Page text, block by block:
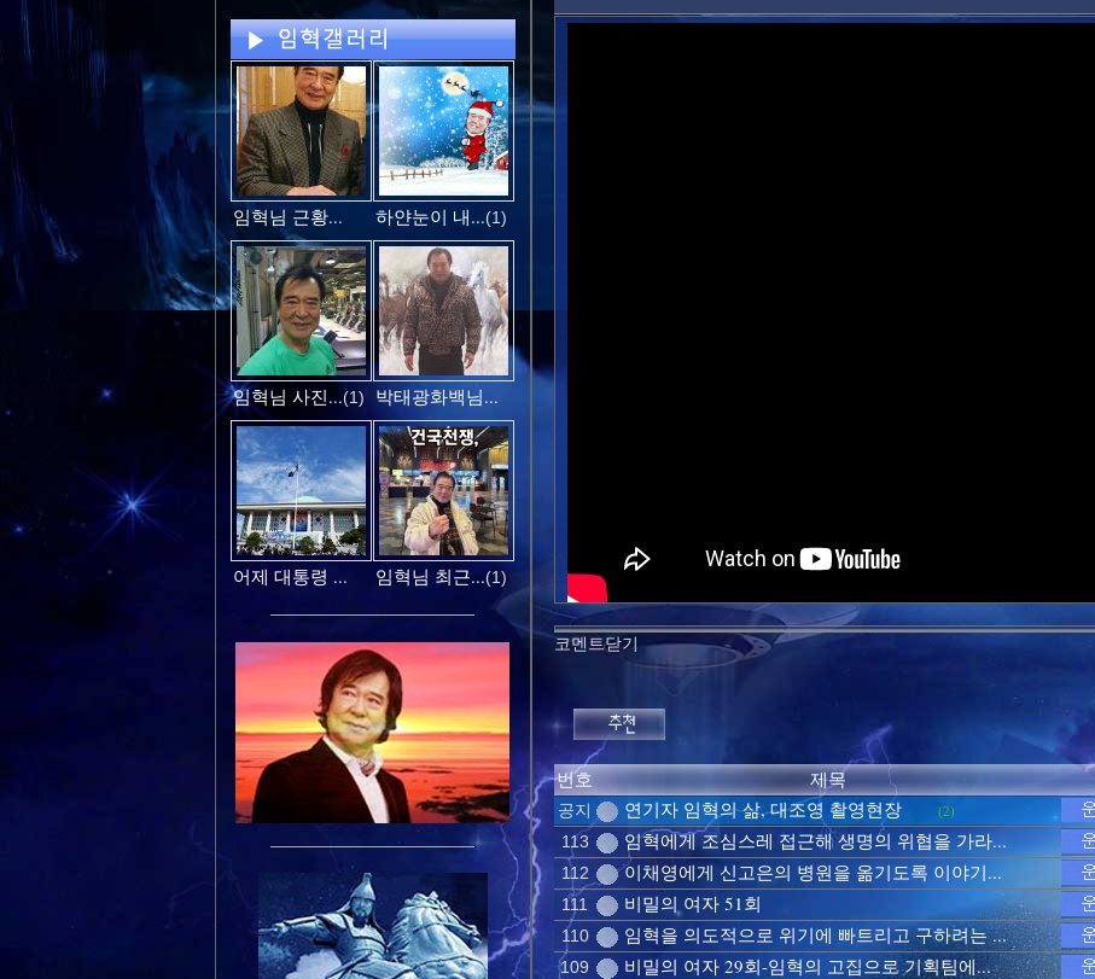
임혁님 근황... 하얀눈이 내...(1)
임혁님 사진...(1) 박태광화백님...
어제 대통령 ... 임혁님 최근...(1)
코멘트닫기
번호 제목
공지 연기자 임혁의 삶, 대조영 촬영현장 (2)
113 임혁에게 조심스레 접근해 생명의 위협을 가라...
112 이채영에게 신고은의 병원을 옮기도록 이야기...
111 비밀의 여자 51회
110 임혁을 의도적으로 위기에 빠트리고 구하려는 ...
109 비밀의 여자 29회-임혁의 고집으로 기획팀에...